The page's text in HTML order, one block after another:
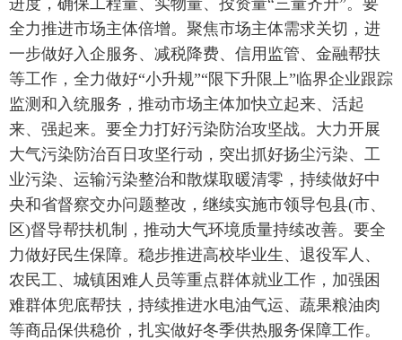
进度，确保工程量、实物量、投资量“三量齐升”。要
全力推进市场主体倍增。聚焦市场主体需求关切，进
一步做好入企服务、减税降费、信用监管、金融帮扶
等工作，全力做好“小升规”“限下升限上”临界企业跟踪
监测和入统服务，推动市场主体加快立起来、活起
来、强起来。要全力打好污染防治攻坚战。大力开展
大气污染防治百日攻坚行动，突出抓好扬尘污染、工
业污染、运输污染整治和散煤取暖清零，持续做好中
央和省督察交办问题整改，继续实施市领导包县(市、
区)督导帮扶机制，推动大气环境质量持续改善。要全
力做好民生保障。稳步推进高校毕业生、退役军人、
农民工、城镇困难人员等重点群体就业工作，加强困
难群体兜底帮扶，持续推进水电油气运、蔬果粮油肉
等商品保供稳价，扎实做好冬季供热服务保障工作。